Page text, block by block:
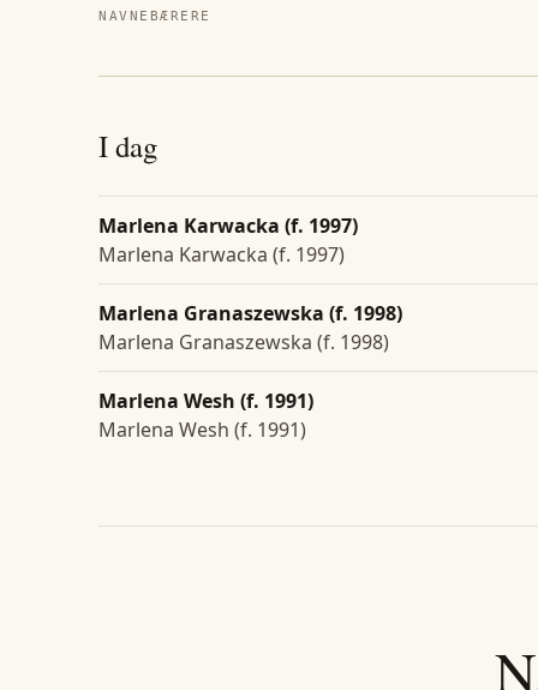
NAVNEBÆRERE
I dag
Marlena Karwacka (f. 1997)
Marlena Karwacka (f. 1997)
Marlena Granaszewska (f. 1998)
Marlena Granaszewska (f. 1998)
Marlena Wesh (f. 1991)
Marlena Wesh (f. 1991)